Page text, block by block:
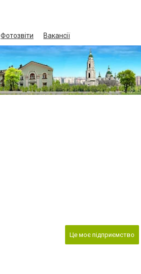
Фотозвіти Вакансії
Це моє підприємство